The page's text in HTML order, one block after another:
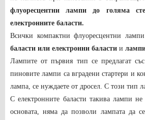
флуоресцентни лампи до голяма
електронните баласти.
Всички компактни флуоресцентни
баласти или електронни баласти и
Лампите от първия тип се предлагат
пиновите лампи са вградени стартери и
лампа, се нуждаете от дросел. С този тип
С електронните баласти такива лампи
основата, няма да позволи лампата да